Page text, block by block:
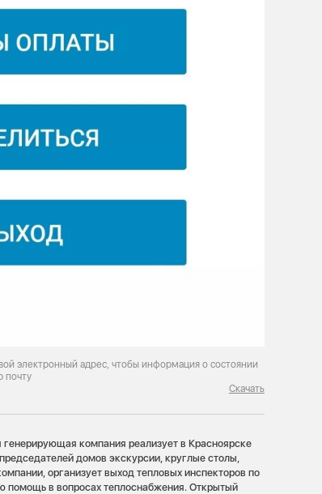
электронный адрес, чтобы информация о состоянии
почту
Скачать
компания реализует в Красноярске
домов экскурсии, круглые столы,
организует выход тепловых инспекторов по
помощь в вопросах теплоснабжения. Открытый